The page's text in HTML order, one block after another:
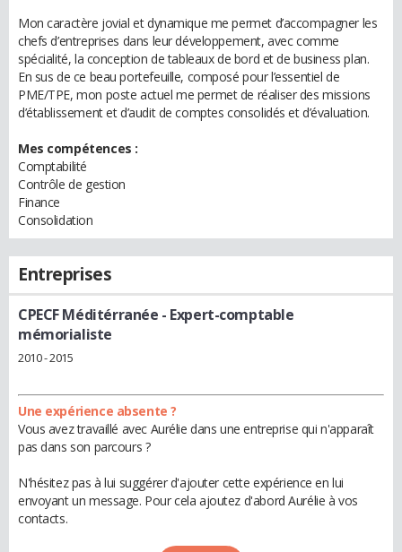
Mon caractère jovial et dynamique me permet d’accompagner les
chefs d’entreprises dans leur développement, avec comme
spécialité, la conception de tableaux de bord et de business plan.
En sus de ce beau portefeuille, composé pour l’essentiel de
PME/TPE, mon poste actuel me permet de réaliser des missions
d’établissement et d’audit de comptes consolidés et d’évaluation.
Mes compétences :
Comptabilité
Contrôle de gestion
Finance
Consolidation
Entreprises
CPECF Méditérranée - Expert-comptable
mémorialiste
2010 - 2015
Une expérience absente ?
Vous avez travaillé avec Aurélie dans une entreprise qui n'apparaît
pas dans son parcours ?
N'hésitez pas à lui suggérer d'ajouter cette expérience en lui
envoyant un message. Pour cela ajoutez d'abord Aurélie à vos
contacts.